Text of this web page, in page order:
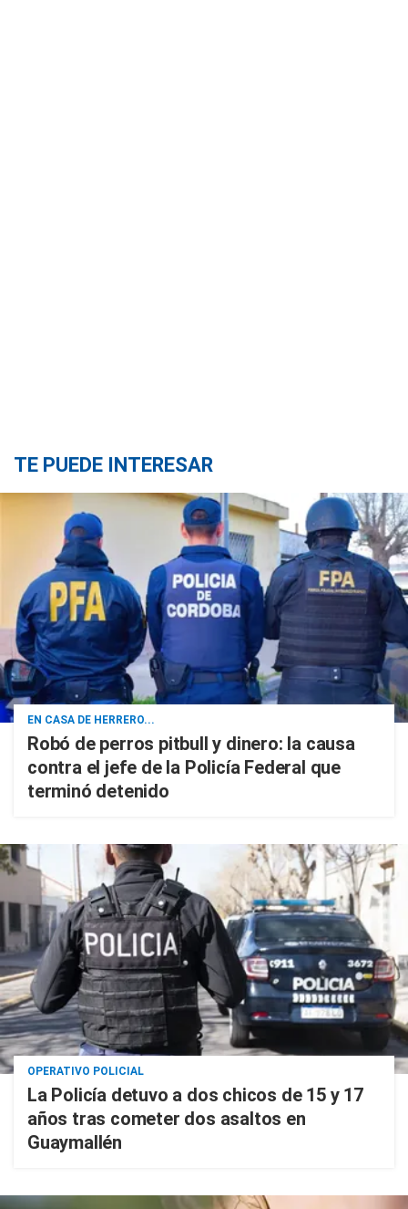
TE PUEDE INTERESAR
EN CASA DE HERRERO...
Robó de perros pitbull y dinero: la causa
contra el jefe de la Policía Federal que
terminó detenido
OPERATIVO POLICIAL
La Policía detuvo a dos chicos de 15 y 17
años tras cometer dos asaltos en
Guaymallén